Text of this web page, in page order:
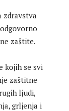
zdravstva
zaštite.
kojih se svi
zaštitne
ljudi,
grljenja i